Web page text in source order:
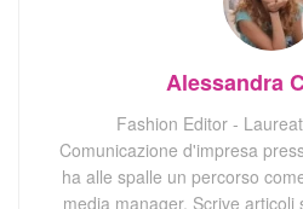
Alessandra
Fashion Editor -
Comunicazione d'impresa
ha alle spalle un percorso
media manager. Scrive